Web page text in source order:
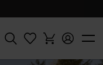
Cercare